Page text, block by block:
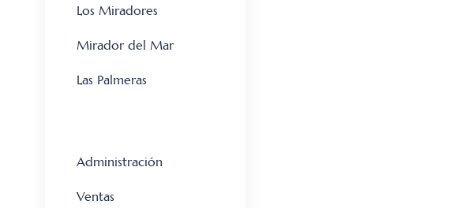
Los Miradores
Mirador del Mar
Las Palmeras
Administración
Ventas